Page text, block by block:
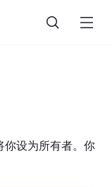
你设为所有者。你